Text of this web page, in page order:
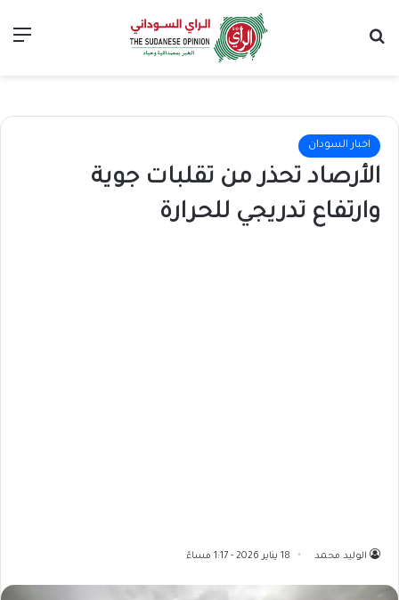
اخبار السودان
الأرصاد تحذر من تقلبات جوية
وارتفاع تدريجي للحرارة
الوليد محمد 18 يناير 2026 - 1:17 مساءً